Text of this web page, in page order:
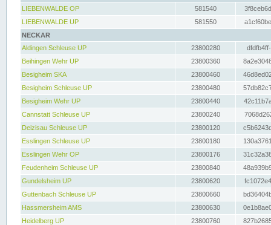
LIEBENWALDE OP
581540
LIEBENWALDE UP
581550
NECKAR
Aldingen Schleuse UP
23800280
Beihingen Wehr UP
23800360
Besigheim SKA
23800460
Besigheim Schleuse UP
23800480
Besigheim Wehr UP
23800440
Cannstatt Schleuse UP
23800240
Deizisau Schleuse UP
23800120
Esslingen Schleuse UP
23800180
Esslingen Wehr OP
23800176
Feudenheim Schleuse UP
23800840
Gundelsheim UP
23800620
Guttenbach Schleuse UP
23800660
Hassmersheim AMS
23800630
Heidelberg UP
23800760